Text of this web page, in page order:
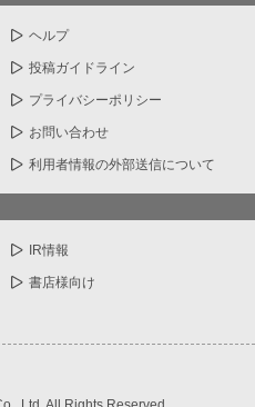
ヘルプ
投稿ガイドライン
プライバシーポリシー
お問い合わせ
利用者情報の外部送信について
IR情報
書店様向け